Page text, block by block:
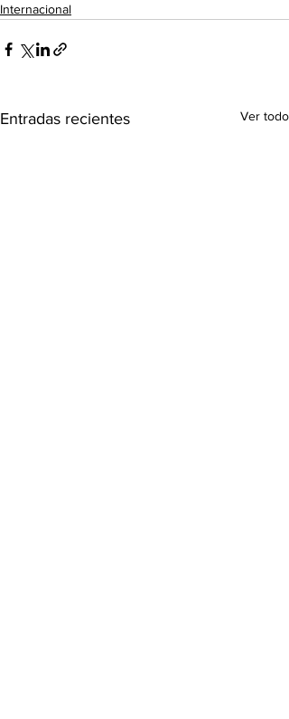
Internacional
Entradas recientes Ver todo